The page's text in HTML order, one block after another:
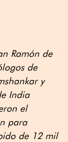
Ramón de
de
y
India
el
para
de 12 mil